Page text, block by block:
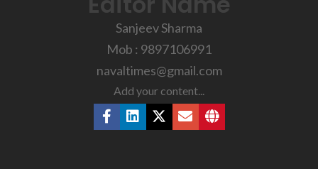
Sanjeev Sharma
Mob : 9897106991
navaltimes@gmail.com
Add your content...